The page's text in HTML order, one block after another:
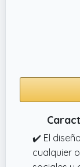
vintage,
versátil
entrada
✔️
abuelo a
✔️ El
cualquier